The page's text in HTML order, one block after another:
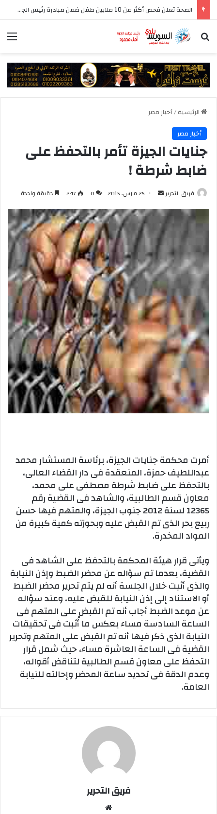
الصحة تعلن فحص أكثر من 10 ملايين طفل ضمن مبادرة رئيس الجمهورية للكشف المبكر وعلاج فقدان السمع لدى حديثي الولادة
بحث عن
الرئيسية/أخبار مصر
أخبار مصر
جنايات الجيزة تأمر بالتحفظ على
ضابط شرطة !
فريق التحرير
أرسل
إلكترونيا
25 مارس، 2015 0
247 دقيقة واحدة
أمرت محكمة جنايات الجيزة، برئاسة المستشار محمد
عبداللطيف حمزة، المنعقدة فى دار القضاء العالى،
بالتحفظ على ضابط شرطة مصطفى على محمد،
معاون قسم الطالبية، والشاهد فى القضية رقم
12365 لسنة 2012 جنوب الجيزة، والمتهم فيها حسن
ربيع بحر الذى تم القبض عليه وبحوزته كمية كبيرة من
المواد المخدرة.
ويأتى قرار هيئة المحكمة بالتحفظ على الشاهد فى
القضية، بعدما تم سؤاله عن محضر الضبط وإذن النيابة
والذى أثبت خلال الجلسة أنه لم يتم تحرير محضر الضبط
أو الاستناد إلى إذن النيابة للقبض عليه، وعند سؤاله
عن موعد الضبط أجاب أنه تم القبض على المتهم فى
الساعة السادسة مساء بعكس ما أُثبت فى تحقيقات
النيابة الذى ذكر فيها أنه تم القبض على المتهم وتحرير
القضية فى الساعة العاشرة مساء، حيث شمل قرار
التحفظ على معاون قسم الطالبية لتناقض أقواله،
وعدم الدقة فى تحديد ساعة المحضر وإحالته للنيابة
العامة.
فريق التحرير